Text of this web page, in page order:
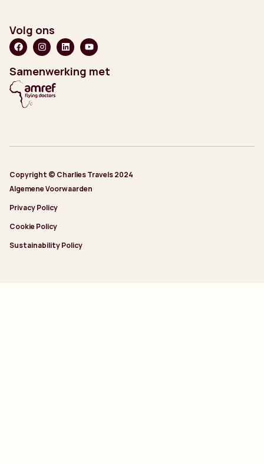
Volg ons
Samenwerking met
Copyright © Charlies Travels 2024
Algemene Voorwaarden
Privacy Policy
Cookie Policy
Sustainability Policy